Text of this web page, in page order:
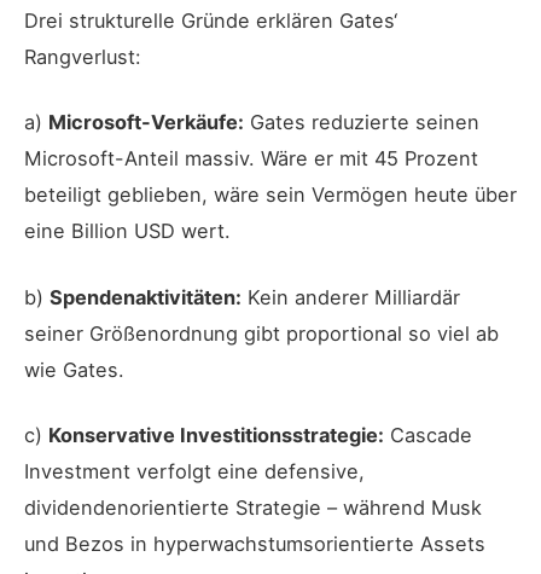
Drei strukturelle Gründe erklären Gates‘
Rangverlust:
a) Microsoft-Verkäufe: Gates reduzierte seinen
Microsoft-Anteil massiv. Wäre er mit 45 Prozent
beteiligt geblieben, wäre sein Vermögen heute über
eine Billion USD wert.
b) Spendenaktivitäten: Kein anderer Milliardär
seiner Größenordnung gibt proportional so viel ab
wie Gates.
c) Konservative Investitionsstrategie: Cascade
Investment verfolgt eine defensive,
dividendenorientierte Strategie – während Musk
und Bezos in hyperwachstumsorientierte Assets